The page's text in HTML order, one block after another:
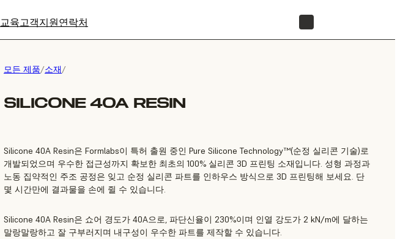
교육고객지원연락처
모든 제품/소재/
SILICONE 40A RESIN
Silicone 40A Resin은 Formlabs이 특허 출원 중인 Pure Silicone Technology™(순정 실리콘 기술)로
개발되었으며 우수한 접근성까지 확보한 최초의 100% 실리콘 3D 프린팅 소재입니다. 성형 과정과
노동 집약적인 주조 공정은 잊고 순정 실리콘 파트를 인하우스 방식으로 3D 프린팅해 보세요. 단
몇 시간만에 결과물을 손에 쥘 수 있습니다.
Silicone 40A Resin은 쇼어 경도가 40A으로, 파단신율이 230%이며 인열 강도가 2 kN/m에 달하는
말랑말랑하고 잘 구부러지며 내구성이 우수한 파트를 제작할 수 있습니다.